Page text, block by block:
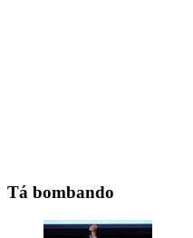
Tá bombando